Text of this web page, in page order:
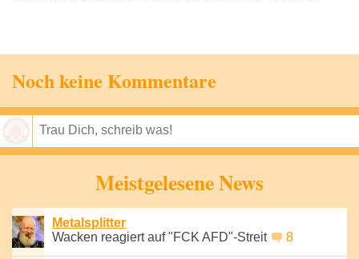
Noch keine Kommentare
Meistgelesene News
Metalsplitter
Wacken reagiert auf "FCK AFD"-Streit
8